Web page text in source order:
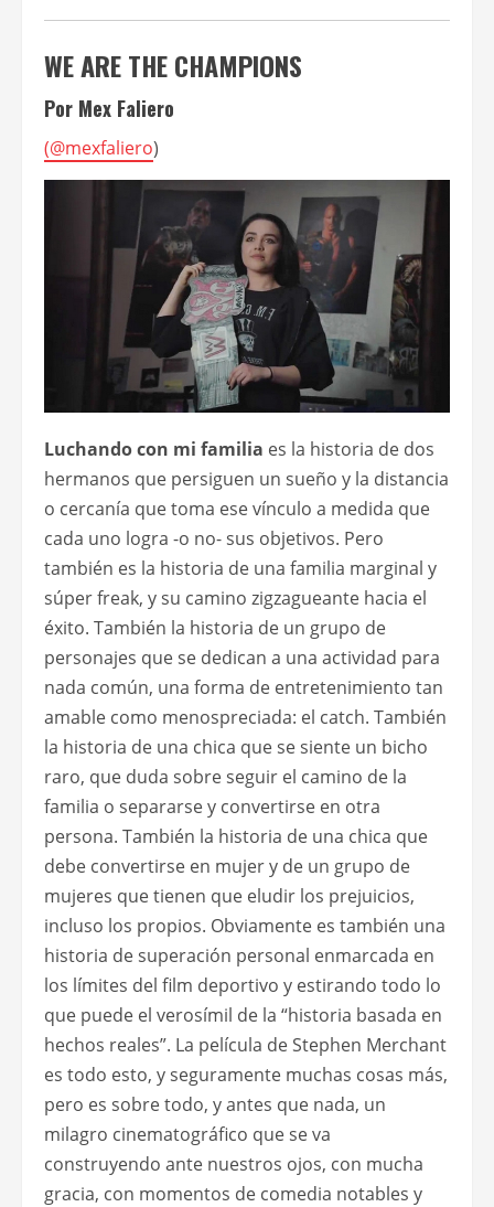
WE ARE THE CHAMPIONS
Por Mex Faliero
(@mexfaliero)
Luchando con mi familia es la historia de dos
hermanos que persiguen un sueño y la distancia
o cercanía que toma ese vínculo a medida que
cada uno logra -o no- sus objetivos. Pero
también es la historia de una familia marginal y
súper freak, y su camino zigzagueante hacia el
éxito. También la historia de un grupo de
personajes que se dedican a una actividad para
nada común, una forma de entretenimiento tan
amable como menospreciada: el catch. También
la historia de una chica que se siente un bicho
raro, que duda sobre seguir el camino de la
familia o separarse y convertirse en otra
persona. También la historia de una chica que
debe convertirse en mujer y de un grupo de
mujeres que tienen que eludir los prejuicios,
incluso los propios. Obviamente es también una
historia de superación personal enmarcada en
los límites del film deportivo y estirando todo lo
que puede el verosímil de la “historia basada en
hechos reales”. La película de Stephen Merchant
es todo esto, y seguramente muchas cosas más,
pero es sobre todo, y antes que nada, un
milagro cinematográfico que se va
construyendo ante nuestros ojos, con mucha
gracia, con momentos de comedia notables y